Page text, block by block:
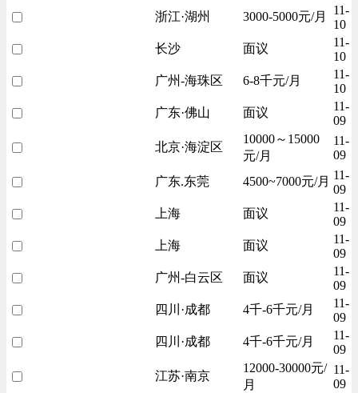
浙江·湖州
3000-5000元/月
11-
10
长沙
面议
11-
10
广州-海珠区
6-8千元/月
11-
10
广东·佛山
面议
11-
09
北京·海淀区
10000～15000
元/月
11-
09
广东.东莞
4500~7000元/月 11-
09
上海
面议
11-
09
上海
面议
11-
09
广州-白云区
面议
11-
09
四川·成都
4千-6千元/月
11-
09
四川·成都
4千-6千元/月
11-
09
江苏·南京
12000-30000元/
月
11-
09